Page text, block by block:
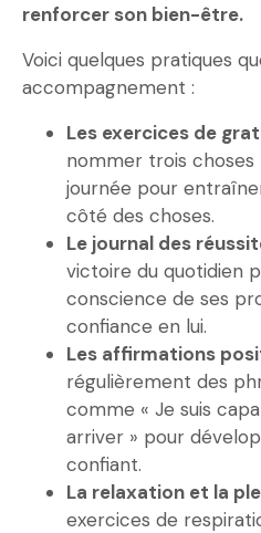
renforcer son bien-être.
Voici quelques pratiques
accompagnement :
Les exercices de
nommer trois choses
journée pour
côté des choses.
Le journal des
victoire du quotidien
conscience de ses
confiance en lui.
Les affirmations
régulièrement des
comme « Je suis
arriver » pour
confiant.
La relaxation et la
exercices de